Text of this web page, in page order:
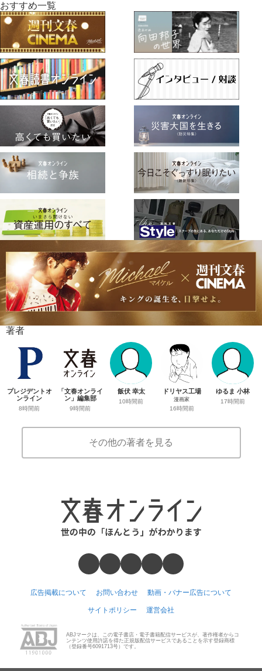
おすすめ一覧
著者
プレジデントオ
ンライン
8時間前
「文春オンライ
ン」編集部
9時間前
飯伏 幸太
10時間前
ドリヤス工場
漫画家
16時間前
ゆるま 小林
17時間前
その他の著者を見る
広告掲載について お問い合わせ 動画・バナー広告について
サイトポリシー 運営会社
ABJマークは、この電子書店・電子書籍配信サービスが、著作権者からコ
ンテンツ使用許諾を得た正規版配信サービスであることを示す登録商標
（登録番号6091713号）です。